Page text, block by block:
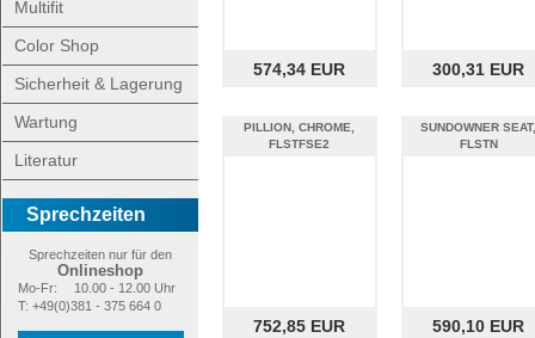
Multifit
Color Shop
Sicherheit & Lagerung
Wartung
Literatur
Sprechzeiten
Sprechzeiten nur für den
Onlineshop
Mo-Fr:
10.00 - 12.00 Uhr
T: +49(0)381 - 375 664 0
574,34 EUR 300,31 EUR
PILLION, CHROME,
FLSTFSE2
752,85 EUR
SUNDOWNER SEAT,
FLSTN
590,10 EUR